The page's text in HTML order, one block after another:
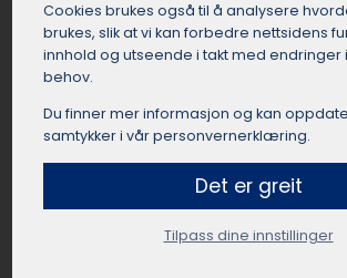
E-takst i Fagerstrand er en enkel
basert på egenerklæring og
fysisk befaring. Boligeier i
inn opplysninger i et digitalt skjema
analyseres automatisk. E-takster i
er billigere enn tradisjonelle takster,
begrenset gyldighet og egner seg
enkle, standardiserte boliger.
Cookies brukes også til å analysere
brukes, slik at vi kan forbedre nettsidens
innhold og utseende i takt med endringer
behov.
Du finner mer informasjon og kan
samtykker i vår personvernerklæring.
Det er greit
Tilpass dine innstillinger